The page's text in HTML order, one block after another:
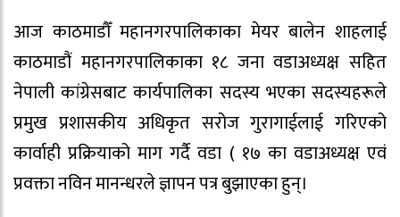
आज काठमाडौँ महानगरपालिकाका मेयर बालेन शाहलाई
काठमाडौं महानगरपालिकाका १८ जना वडाअध्यक्ष सहित
नेपाली कांग्रेसबाट कार्यपालिका सदस्य भएका सदस्यहरूले
प्रमुख प्रशासकीय अधिकृत सरोज गुरागाईलाई गरिएको
कार्वाही प्रक्रियाको माग गर्दै वडा ( १७ का वडाअध्यक्ष एवं
प्रवक्ता नविन मानन्धरले ज्ञापन पत्र बुझाएका हुन्।